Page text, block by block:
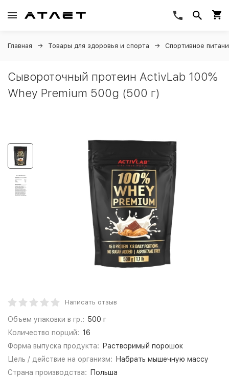
Главная Товары для здоровья и спорта Спортивное
Сывороточный протеин ActivLab 100%
Whey Premium 500g (500 г)
Написать отзыв
Объем упаковки в гр.: 500 г
Количество порций: 16
Форма выпуска продукта:
Растворимый порошок
Цель / действие на организм:
Набрать мышечную массу
Страна производства:
Польша